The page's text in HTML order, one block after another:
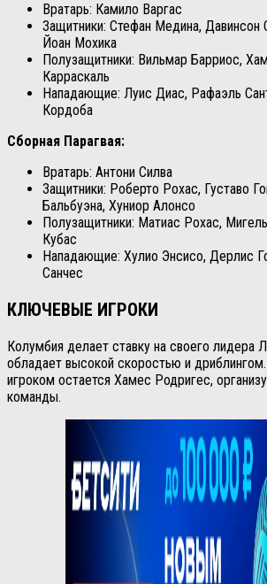
Вратарь: Камило Варгас
Защитники: Стефан Медина, Давинсон
Йоан Мохика
Полузащитники: Вильмар Барриос,
Карраскаль
Нападающие: Луис Диас, Рафаэль
Кордоба
Сборная Парагвая:
Вратарь: Антони Силва
Защитники: Роберто Рохас, Густаво
Бальбуэна, Хуниор Алонсо
Полузащитники: Матиас Рохас,
Кубас
Нападающие: Хулио Энсисо, Дерлис
Санчес
КЛЮЧЕВЫЕ ИГРОКИ
Колумбия делает ставку на своего лидера
обладает высокой скоростью и
игроком остается Хамес Родригес,
команды.